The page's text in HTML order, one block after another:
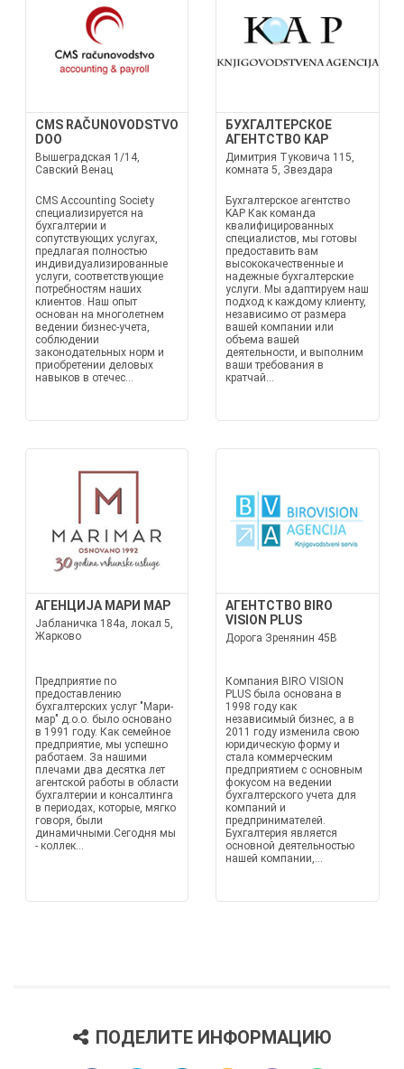
CMS RAČUNOVODSTVO
DOO
Вышеградская 1/14,
Савский Венац
CMS Accounting Society
специализируется на
бухгалтерии и
сопутствующих услугах,
предлагая полностью
индивидуализированные
услуги, соответствующие
потребностям наших
клиентов. Наш опыт
основан на многолетнем
ведении бизнес-учета,
соблюдении
законодательных норм и
приобретении деловых
навыков в отечес...
БУХГАЛТЕРСКОЕ
АГЕНТСТВО KAP
Димитрия Туковича 115,
комната 5, Звездара
Бухгалтерское агентство
KAP Как команда
квалифицированных
специалистов, мы готовы
предоставить вам
высококачественные и
надежные бухгалтерские
услуги. Мы адаптируем наш
подход к каждому клиенту,
независимо от размера
вашей компании или
объема вашей
деятельности, и выполним
ваши требования в
кратчай...
АГЕНЦИЈА МАРИ МАР
Јабланичка 184а, локал 5,
Жарково
Предприятие по
предоставлению
бухгалтерских услуг "Мари-
мар" д.о.о. было основано
в 1991 году. Как семейное
предприятие, мы успешно
работаем. За нашими
плечами два десятка лет
агентской работы в области
бухгалтерии и консалтинга
в периодах, которые, мягко
говоря, были
динамичными.Сегодня мы
- коллек...
АГЕНТСТВО BIRO
VISION PLUS
Дорога Зренянин 45В
Компания BIRO VISION
PLUS была основана в
1998 году как
независимый бизнес, а в
2011 году изменила свою
юридическую форму и
стала коммерческим
предприятием с основным
фокусом на ведении
бухгалтерского учета для
компаний и
предпринимателей.
Бухгалтерия является
основной деятельностью
нашей компании,...
ПОДЕЛИТЕ ИНФОРМАЦИЮ